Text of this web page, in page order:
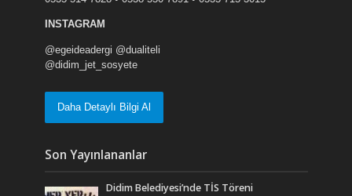
INSTAGRAM
@egeideadergi @dualiteli
@didim_jet_sosyete
Daha Detaylı Bilgi Al
Son Yayınlananlar
Didim Belediyesi’nde TİS Töreni